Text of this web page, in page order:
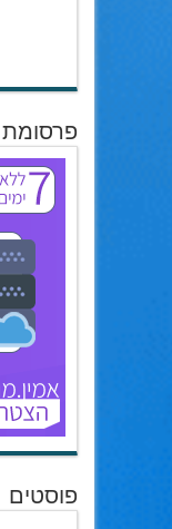
פרסומת
פוסטים